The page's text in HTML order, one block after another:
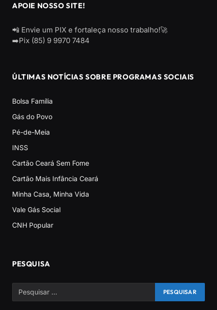
APOIE NOSSO SITE!
📲 Envie um PIX e fortaleça nosso trabalho!🚀
➡️Pix (85) 9 9970 7484
ÚLTIMAS NOTÍCIAS SOBRE PROGRAMAS SOCIAIS
Bolsa Família
Gás do Povo
Pé-de-Meia
INSS
Cartão Ceará Sem Fome
Cartão Mais Infância Ceará
Minha Casa, Minha Vida
Vale Gás Social
CNH Popular
PESQUISA